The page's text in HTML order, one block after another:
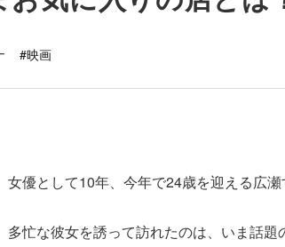
#映画
女優として10年、今年で24歳を迎える広瀬
多忙な彼女を誘って訪れたのは、いま話題